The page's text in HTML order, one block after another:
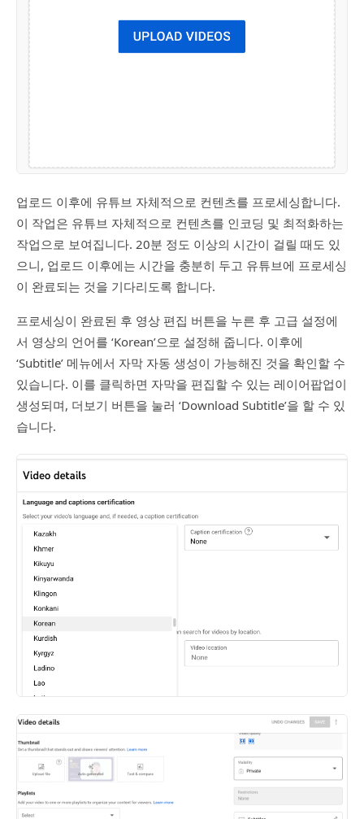
업로드 이후에 유튜브 자체적으로 컨텐츠를 프로세싱합니다.
이 작업은 유튜브 자체적으로 컨텐츠를 인코딩 및 최적화하는
작업으로 보여집니다. 20분 정도 이상의 시간이 걸릴 때도 있
으니, 업로드 이후에는 시간을 충분히 두고 유튜브에 프로세싱
이 완료되는 것을 기다리도록 합니다.
프로세싱이 완료된 후 영상 편집 버튼을 누른 후 고급 설정에
서 영상의 언어를 ‘Korean’으로 설정해 줍니다. 이후에
‘Subtitle’ 메뉴에서 자막 자동 생성이 가능해진 것을 확인할 수
있습니다. 이를 클릭하면 자막을 편집할 수 있는 레이어팝업이
생성되며, 더보기 버튼을 눌러 ‘Download Subtitle’을 할 수 있
습니다.